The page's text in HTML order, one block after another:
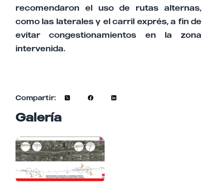
recomendaron el uso de rutas alternas,
como las laterales y el carril exprés, a fin de
evitar congestionamientos en la zona
intervenida.
Compartir:
Galería